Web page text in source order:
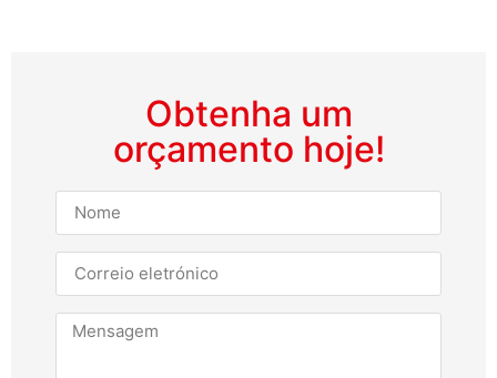
Obtenha um
orçamento hoje!